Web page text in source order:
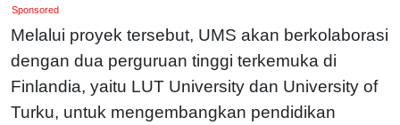
Sponsored
Melalui proyek tersebut, UMS akan berkolaborasi
dengan dua perguruan tinggi terkemuka di
Finlandia, yaitu LUT University dan University of
Turku, untuk mengembangkan pendidikan